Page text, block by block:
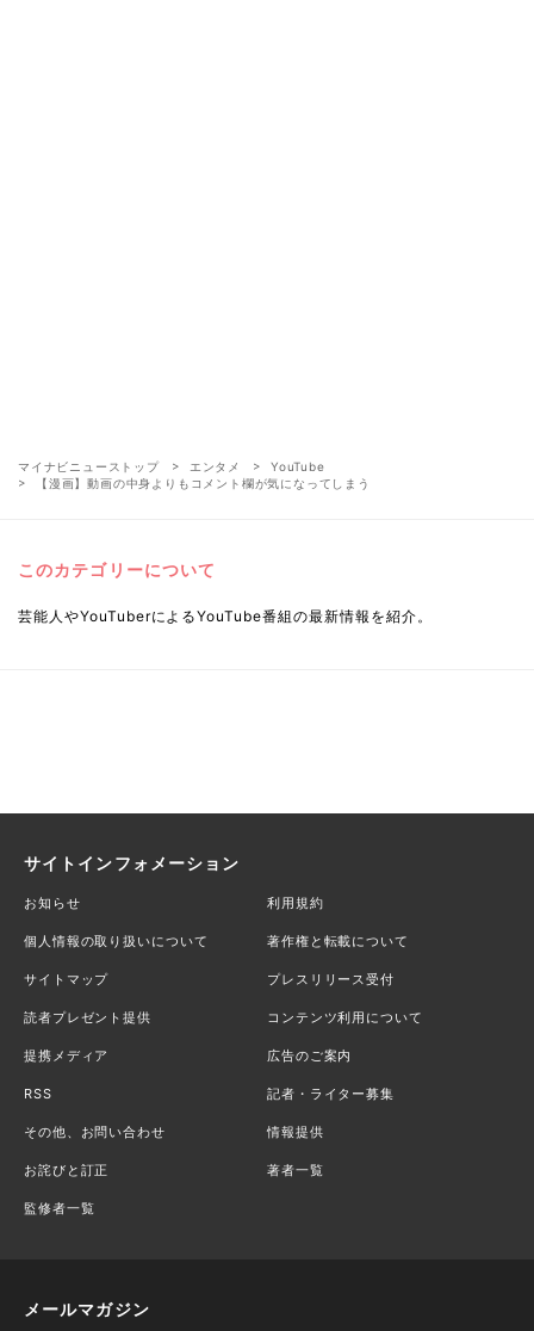
マイナビニューストップ エンタメ
YouTube
【漫画】動画の中身よりもコメント欄が気になってしまう
このカテゴリーについて
芸能人やYouTuberによるYouTube番組の最新情報を紹介。
サイトインフォメーション
お知らせ 利用規約
個人情報の取り扱いについて 著作権と転載について
サイトマップ プレスリリース受付
読者プレゼント提供 コンテンツ利用について
提携メディア 広告のご案内
RSS 記者・ライター募集
その他、お問い合わせ 情報提供
お詫びと訂正 著者一覧
監修者一覧
メールマガジン